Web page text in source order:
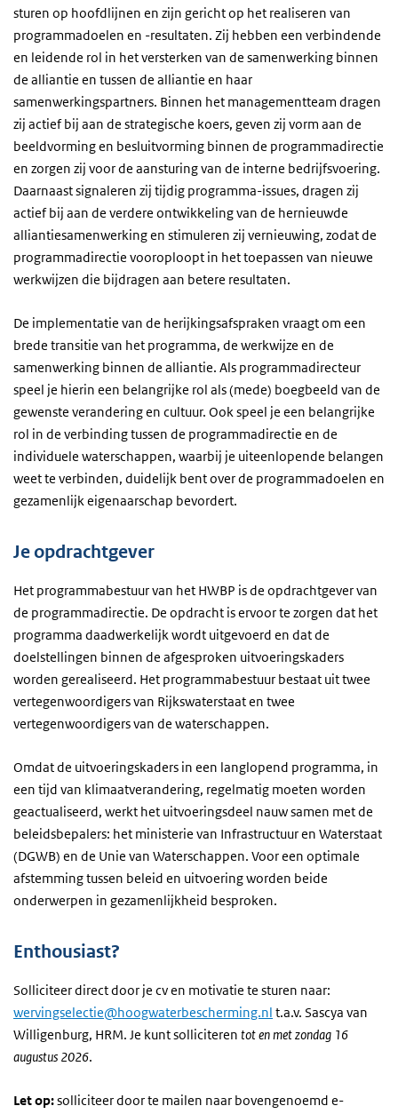
sturen op hoofdlijnen en zijn gericht op het realiseren van
programmadoelen en -resultaten. Zij hebben een verbindende
en leidende rol in het versterken van de samenwerking binnen
de alliantie en tussen de alliantie en haar
samenwerkingspartners. Binnen het managementteam dragen
zij actief bij aan de strategische koers, geven zij vorm aan de
beeldvorming en besluitvorming binnen de programmadirectie
en zorgen zij voor de aansturing van de interne bedrijfsvoering.
Daarnaast signaleren zij tijdig programma-issues, dragen zij
actief bij aan de verdere ontwikkeling van de hernieuwde
alliantiesamenwerking en stimuleren zij vernieuwing, zodat de
programmadirectie vooroploopt in het toepassen van nieuwe
werkwijzen die bijdragen aan betere resultaten.
De implementatie van de herijkingsafspraken vraagt om een
brede transitie van het programma, de werkwijze en de
samenwerking binnen de alliantie. Als programmadirecteur
speel je hierin een belangrijke rol als (mede) boegbeeld van de
gewenste verandering en cultuur. Ook speel je een belangrijke
rol in de verbinding tussen de programmadirectie en de
individuele waterschappen, waarbij je uiteenlopende belangen
weet te verbinden, duidelijk bent over de programmadoelen en
gezamenlijk eigenaarschap bevordert.
Je opdrachtgever
Het programmabestuur van het HWBP is de opdrachtgever van
de programmadirectie. De opdracht is ervoor te zorgen dat het
programma daadwerkelijk wordt uitgevoerd en dat de
doelstellingen binnen de afgesproken uitvoeringskaders
worden gerealiseerd. Het programmabestuur bestaat uit twee
vertegenwoordigers van Rijkswaterstaat en twee
vertegenwoordigers van de waterschappen.
Omdat de uitvoeringskaders in een langlopend programma, in
een tijd van klimaatverandering, regelmatig moeten worden
geactualiseerd, werkt het uitvoeringsdeel nauw samen met de
beleidsbepalers: het ministerie van Infrastructuur en Waterstaat
(DGWB) en de Unie van Waterschappen. Voor een optimale
afstemming tussen beleid en uitvoering worden beide
onderwerpen in gezamenlijkheid besproken.
Enthousiast?
Solliciteer direct door je cv en motivatie te sturen naar:
wervingselectie@hoogwaterbescherming.nl t.a.v. Sascya van
Willigenburg, HRM. Je kunt solliciteren tot en met zondag 16
augustus 2026.
Let op:solliciteer door te mailen naar bovengenoemd e-